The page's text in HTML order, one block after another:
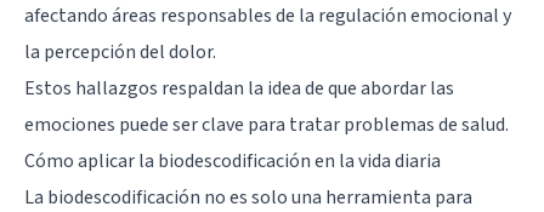
afectando áreas responsables de la regulación emocional y
la percepción del dolor.
Estos hallazgos respaldan la idea de que abordar las
emociones puede ser clave para tratar problemas de salud.
Cómo aplicar la biodescodificación en la vida diaria
La biodescodificación no es solo una herramienta para